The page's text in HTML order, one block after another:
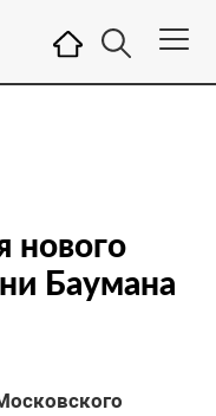
нового
Баумана